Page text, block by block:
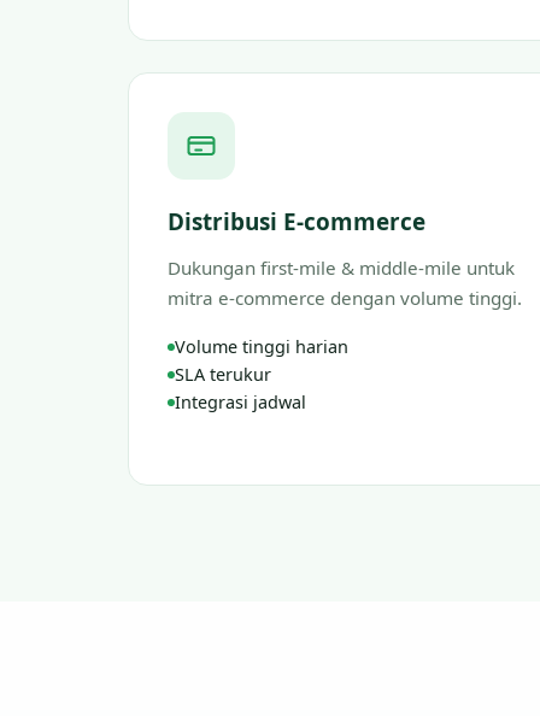
Distribusi E-commerce
Dukungan first-mile & middle-mile untuk
mitra e-commerce dengan volume tinggi.
Volume tinggi harian
SLA terukur
Integrasi jadwal